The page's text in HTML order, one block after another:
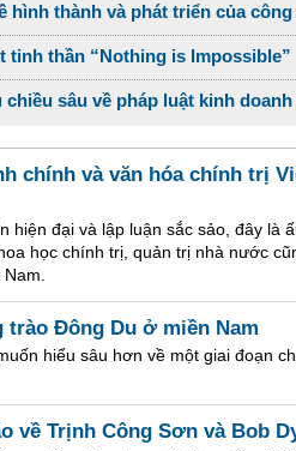
hình thành và phát triển của
tinh thần “Nothing is Impossible”
sâu về pháp luật kinh
chính và văn hóa chính trị
hiện đại và lập luận sắc sảo, đây là
học chính trị, quản trị nhà nước
trào Đông Du ở miền Nam
hiểu sâu hơn về một giai đoạn
về Trịnh Công Sơn và Bob